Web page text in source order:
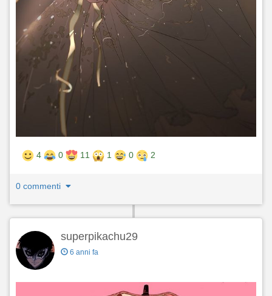
4 0 11 1 0 2
0 commenti
superpikachu29
6 anni fa